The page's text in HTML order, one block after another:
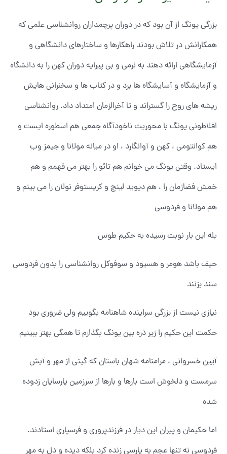
بزرگی یونگ از آن بود که در دوران پرچمداران روانشناسی علمی که
همکارانش در تلاش بودند راهکارها و ساختارهای دانشگاهی و
آزمایشگاهی ارائه دهند به نرمی و بی پیرایه دوران کهن را به دانشگاه
و آزمایشگاه و آسایشگاه ها برد و در کتاب ها و سخنرانی هایش
ریشه های روح را گستراند و تا آخرالزمان امتداد داد. روانشناسی
افلاطونی یونگ با محوریت ناخودآگاه جمعی هم اسطوره ایست و
هم کوانتومی ، کهن و آوانگارد ، او در میانه مولانا و جیمز وب
ایستاد. وقتی یونگ می خوانم هم تائو را بهتر می فهمم و هم
خمش فضازمان را ، هم دیوید لینچ و کریستوفر نولان را می بینم و
هم مولانا و فردوسی
بله این بار نوبت رسیده به حکیم طوس
حیف باشد هومر و هسیود و سوفوکل روانشناسی را بدون فردوسی
سند بزنند
نیازی نیست از بزرگی سراینده شاهنامه بگوییم ولی ضروری بود
حکمت این حکیم را زیر ذره بین یونگ بگذارم تا همگی بهتر ببینیم
آیین خسروانی ، مرامنامه شهان باستان که گیتی از مهر و آبش
سرمست و دلخوش است بارها و بارها از سرزمین پارسایان زدوده
شده
اما حکیمان و پیران این دیار در فرزندپروری و فرسپاری استادند.
فردوسی نه تنها عجم به پارسی زنده کرد بلکه دیده و دل به مهر